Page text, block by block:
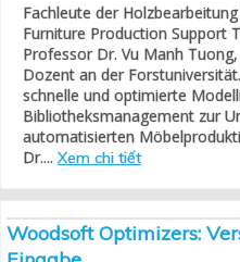
Fachleute der
Furniture Production Support
Professor Dr. Vu Manh
Dozent an der
schnelle und optimierte
Bibliotheksmanagement zur
automatisierten
Dr.... Xem chi tiết
Woodsoft Optimizers: